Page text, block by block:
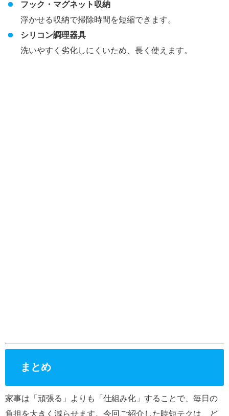
フック・マグネット収納
浮かせる収納で掃除時間を短縮できます。
シリコン調理器具
洗いやすく劣化しにくいため、長く使えます。
まとめ
家事は「頑張る」よりも「仕組み化」することで、毎日の
負担を大きく減らせます。今回ご紹介した時短テクは、ど